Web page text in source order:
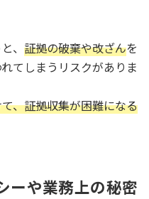
、 証拠の破棄や改ざんを
てしまうリスクがありま
、証拠収集が困難になる
ーや業務上の秘密